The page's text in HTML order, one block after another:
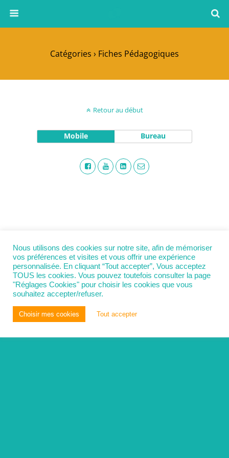
Catégories › Fiches Pédagogiques
Retour au début
Mobile Bureau
Nous utilisons des cookies sur notre site, afin de mémoriser
vos préférences et visites et vous offrir une expérience
personnalisée. En cliquant “Tout accepter”, Vous acceptez
TOUS les cookies. Vous pouvez toutefois consulter la page
"Réglages Cookies" pour choisir les cookies que vous
souhaitez accepter/refuser.
Choisir mes cookies Tout accepter